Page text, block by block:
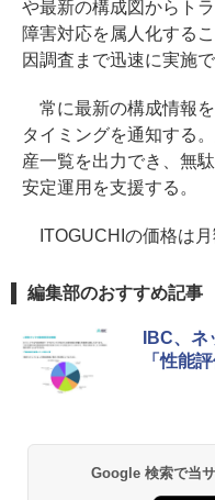
や最新の構成図からト
障害対応を属人化する
因調査まで迅速に実施
常に最新の構成情報
タイミングを通知する
産一覧を出力でき、無
安定運用を支援する。
ITOGUCHIの価格は月
編集部のおすすめ記事
IBC、
「性能
Google 検索で当